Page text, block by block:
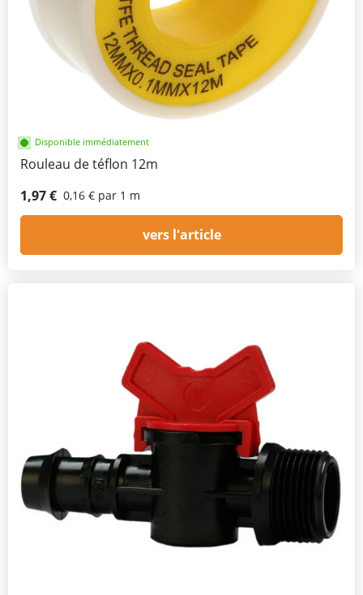
Disponible immédiatement
Rouleau de téflon 12m
1,97 € 0,16 € par 1 m
vers l'article